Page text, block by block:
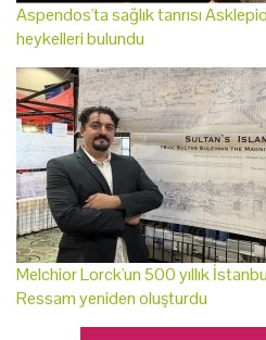
Aspendos'ta sağlık tanrısı
heykelleri bulundu
Melchior Lorck'un 500 yıllık
Ressam yeniden oluşturdu